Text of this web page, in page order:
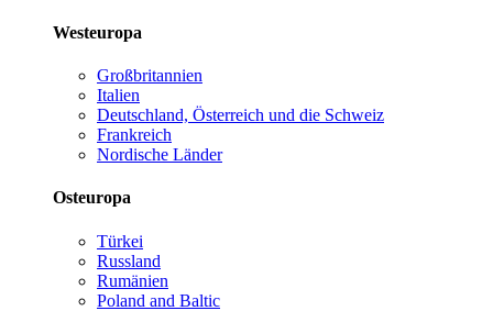
Westeuropa
Großbritannien
Italien
Deutschland, Österreich und die Schweiz
Frankreich
Nordische Länder
Osteuropa
Türkei
Russland
Rumänien
Poland and Baltic